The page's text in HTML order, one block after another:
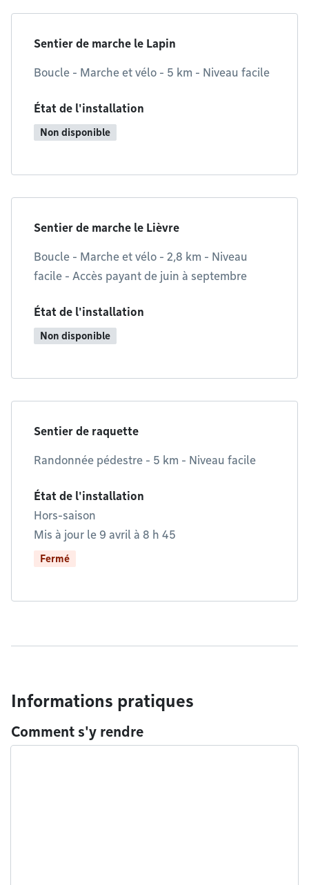
Sentier de marche le Lapin
Boucle - Marche et vélo - 5 km - Niveau facile
État de l'installation
Non disponible
Sentier de marche le Lièvre
Boucle - Marche et vélo - 2,8 km - Niveau
facile - Accès payant de juin à septembre
État de l'installation
Non disponible
Sentier de raquette
Randonnée pédestre - 5 km - Niveau facile
État de l'installation
Hors-saison
Mis à jour le 9 avril à 8 h 45
Fermé
Informations pratiques
Comment s'y rendre